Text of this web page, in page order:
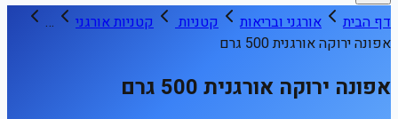
דף הבית אורגני ובריאות קטניות קטניות אורגני
…
אפונה ירוקה אורגנית 500 גרם
אפונה ירוקה אורגנית 500 גרם